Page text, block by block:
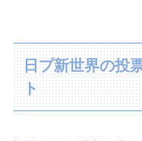
日プ新世界の投
ト